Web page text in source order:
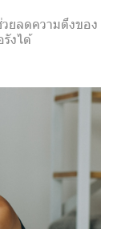
ยลดความตึงของ
รังได้